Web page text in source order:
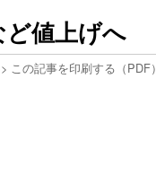
ど値上げへ
この記事を印刷する（PDF）